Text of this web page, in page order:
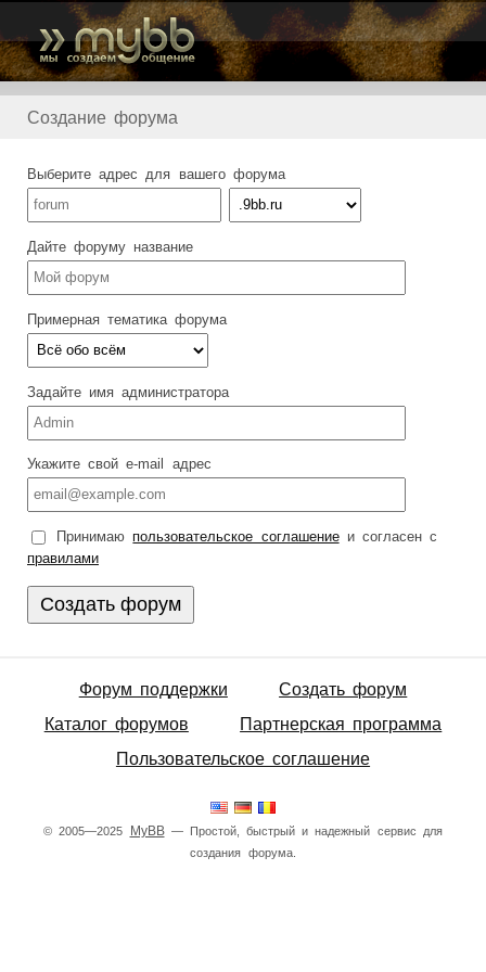
Создание форума
Выберите адрес для вашего форума
Дайте форуму название
Примерная тематика форума
Задайте имя администратора
Укажите свой e-mail адрес
Принимаю пользовательское соглашениеи согласен с
правилами
Форум поддержки
Создать форум
Каталог форумов
Партнерская программа
Пользовательское соглашение
© 2005—2025 MyBB— Простой, быстрый и надежный сервис для
создания форума.